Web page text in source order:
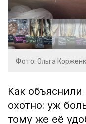
Фото: Ольга
Как
охотно: уж
тому же её